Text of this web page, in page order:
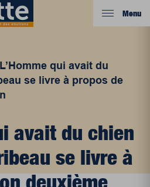
Menu
L’Homme qui avait du
se livre à propos de
avait du chien
se livre à
deuxième